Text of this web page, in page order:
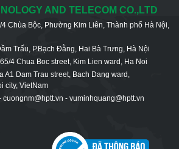
AND TELECOM CO.,LTD
Chùa Bộc, Phường Kim Liên, Thành phố Hà Nội,
Trấu, P.Bạch Đằng, Hai Bà Trưng, Hà Nội
4 Chua Boc street, Kim Lien ward, Ha Noi
A1 Dam Trau street, Bach Dang ward,
city, VietNam
cuongnm@hptt.vn - vuminhquang@hptt.vn